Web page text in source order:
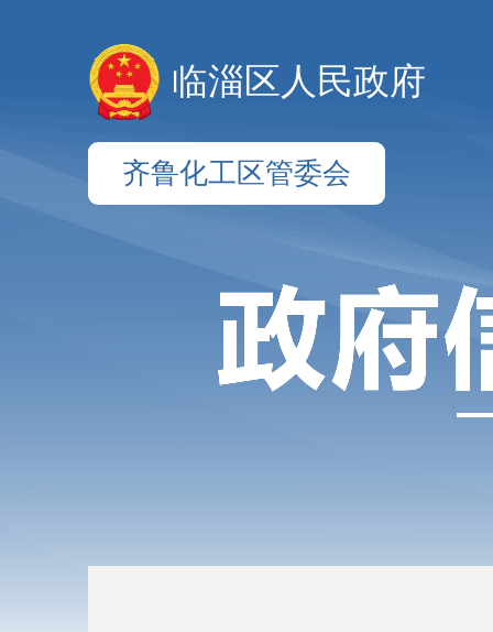
临淄区人民政府
齐鲁化工区管委会